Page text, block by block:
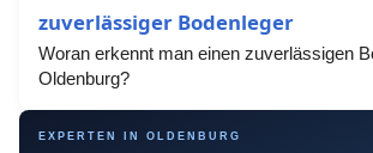
zuverlässiger Bodenleger
Woran erkennt man einen zuverlässigen
Oldenburg?
EXPERTEN IN OLDENBURG